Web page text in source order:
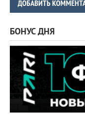
ДОБАВИТЬ
БОНУС ДНЯ